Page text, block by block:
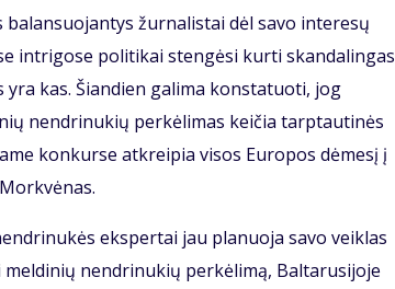
žurnalistai dėl savo interesų
intrigose politikai stengėsi kurti skandalingas
kas. Šiandien galima konstatuoti, jog
nendrinukių perkėlimas keičia tarptautinės
konkurse atkreipia visos Europos dėmesį į
ekspertai jau planuoja savo veiklas
nendrinukių perkėlimą, Baltarusijoje